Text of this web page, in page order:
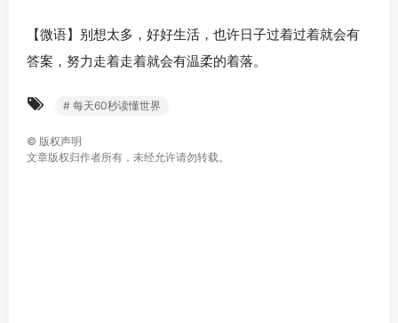
【微语】别想太多，好好生活，也许日子过着过着就会有
答案，努力走着走着就会有温柔的着落。
# 每天60秒读懂世界
© 版权声明
文章版权归作者所有，未经允许请勿转载。